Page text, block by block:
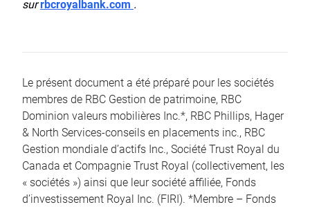
surrbcroyalbank.com .
Le présent document a été préparé pour les sociétés
membres de RBC Gestion de patrimoine, RBC
Dominion valeurs mobilières Inc.*, RBC Phillips, Hager
& North Services-conseils en placements inc., RBC
Gestion mondiale d’actifs Inc., Société Trust Royal du
Canada et Compagnie Trust Royal (collectivement, les
« sociétés ») ainsi que leur société affiliée, Fonds
d’investissement Royal Inc. (FIRI). *Membre – Fonds